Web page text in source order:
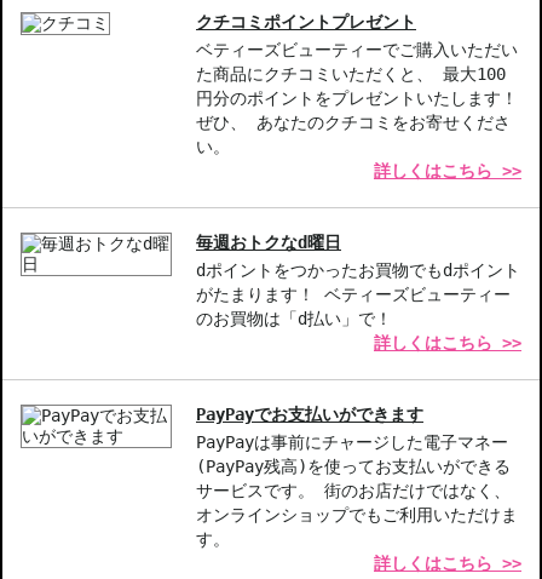
JAN/UPC：0666151560734
中文的商品説明在這裡（中国語の商品説明）
Product description in English is here（英語説明）
クチコミポイントプレゼント
ベティーズビューティーでご購入いただい
た商品にクチコミいただくと、 最大100
円分のポイントをプレゼントいたします！
ぜひ、 あなたのクチコミをお寄せくださ
い。
詳しくはこちら >>
毎週おトクなd曜日
dポイントをつかったお買物でもdポイント
がたまります！ ベティーズビューティー
のお買物は「d払い」で！
詳しくはこちら >>
PayPayでお支払いができます
PayPayは事前にチャージした電子マネー
(PayPay残高)を使ってお支払いができる
サービスです。 街のお店だけではなく、
オンラインショップでもご利用いただけま
す。
詳しくはこちら >>